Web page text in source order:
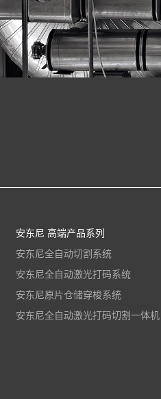
安东尼 高端产品系列
安东尼全自动切割系统
安东尼全自动激光打码系统
安东尼原片仓储穿梭系统
安东尼全自动激光打码切割一体机